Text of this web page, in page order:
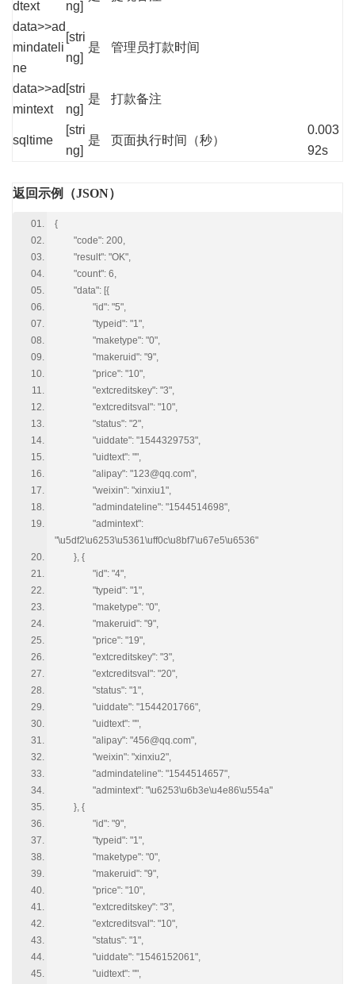
dtext ng]
data>>ad
mindateli
ne
[stri
ng]
是 管理员打款时间
data>>ad
mintext
[stri
ng]
是 打款备注
sqltime
[stri
ng]
是 页面执行时间（秒）
0.003
92s
返回示例（JSON）
{
"code": 200,
"result": "OK",
"count": 6,
"data": [{
"id": "5",
"typeid": "1",
"maketype": "0",
"makeruid": "9",
"price": "10",
"extcreditskey": "3",
"extcreditsval": "10",
"status": "2",
"uiddate": "1544329753",
"uidtext": "",
"alipay": "123@qq.com",
"weixin": "xinxiu1",
"admindateline": "1544514698",
"admintext":
"\u5df2\u6253\u5361\uff0c\u8bf7\u67e5\u6536"
}, {
"id": "4",
"typeid": "1",
"maketype": "0",
"makeruid": "9",
"price": "19",
"extcreditskey": "3",
"extcreditsval": "20",
"status": "1",
"uiddate": "1544201766",
"uidtext": "",
"alipay": "456@qq.com",
"weixin": "xinxiu2",
"admindateline": "1544514657",
"admintext": "\u6253\u6b3e\u4e86\u554a"
}, {
"id": "9",
"typeid": "1",
"maketype": "0",
"makeruid": "9",
"price": "10",
"extcreditskey": "3",
"extcreditsval": "10",
"status": "1",
"uiddate": "1546152061",
"uidtext": "",